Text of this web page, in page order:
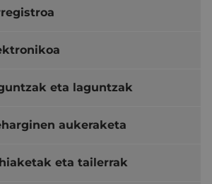
eta laguntzak
aukeraketa
eta tailerrak